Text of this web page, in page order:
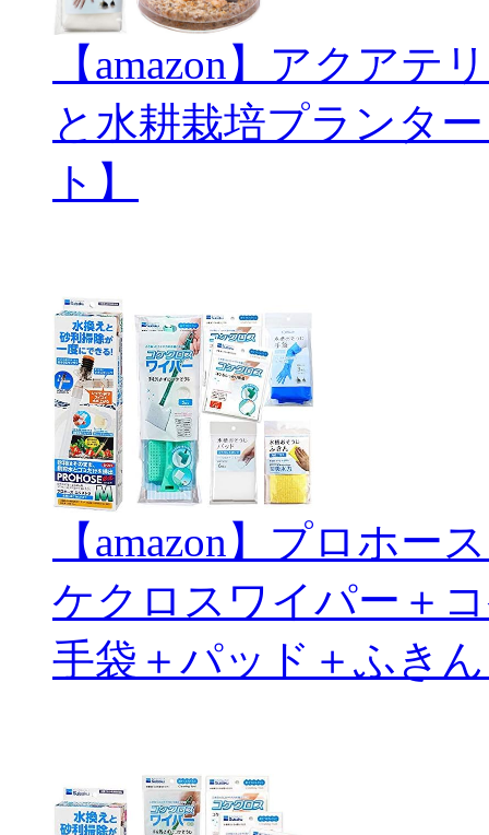
【amazon】アクアテ
と水耕栽培プランタ
ト】
【amazon】プロホ
ケクロスワイパー＋
手袋＋パッド＋ふき